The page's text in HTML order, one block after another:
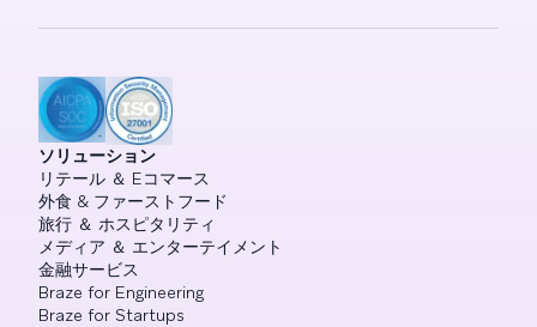
ソリューション
リテール ＆ Eコマース
外食 & ファーストフード
旅行 ＆ ホスピタリティ
メディア ＆ エンターテイメント
金融サービス
Braze for Engineering
Braze for Startups